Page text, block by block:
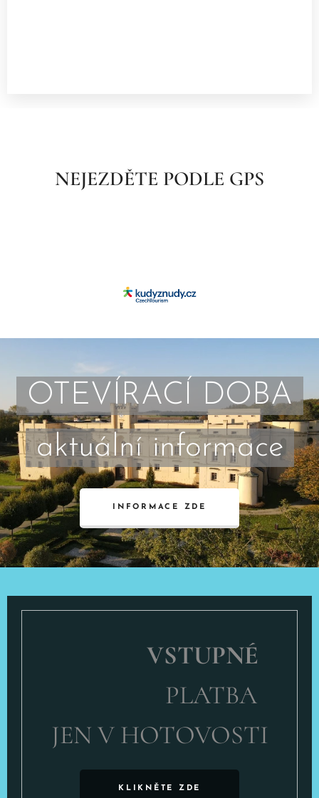
NEJEZDĚTE PODLE GPS
OTEVÍRACÍ DOBA
aktuální informace
INFORMACE ZDE
VSTUPNÉ
PLATBA
JEN V HOTOVOSTI
KLIKNĚTE ZDE